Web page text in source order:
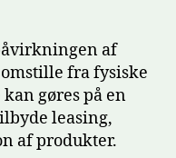
af
fra fysiske
gøres på en
leasing,
af produkter.